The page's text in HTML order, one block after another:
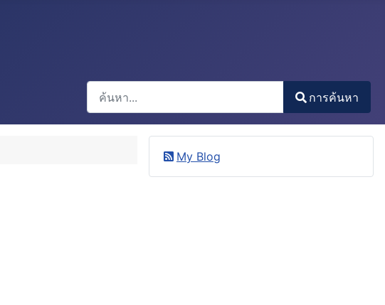
การค้นหา
Type 2 or more characters for results.
การค้นหา
My Blog